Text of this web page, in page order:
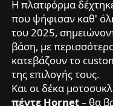
Η πλατφόρμα
που ψήφισαν καθ'
του 2025,
βάση, με
κατεβάζουν το
της επιλογής τους.
Και οι δέκα
πέντε Hornet– θα